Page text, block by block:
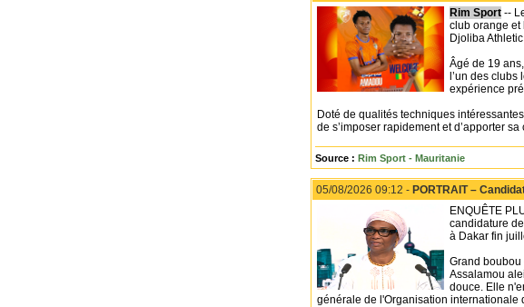
Rim Sport --
club orange et
Djoliba
Âgé de 19
l’un des
expérience
Doté de qualités techniques
de s’imposer rapidement et d’apporter
Source : Rim Sport - Mauritanie
05/08/2026 09:12 - PORTRAIT –
ENQUÊTE
candidature
à Dakar fin
Grand boubou
Assalamou
douce. Elle
générale de l'Organisation internationale